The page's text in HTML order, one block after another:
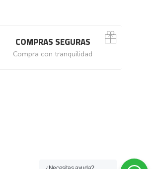
COMPRAS SEGURAS
Compra con tranquilidad